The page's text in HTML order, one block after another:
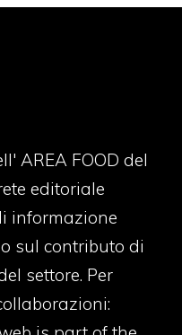
AREA FOOD del
editoriale
informazione
sul contributo di
settore. Per